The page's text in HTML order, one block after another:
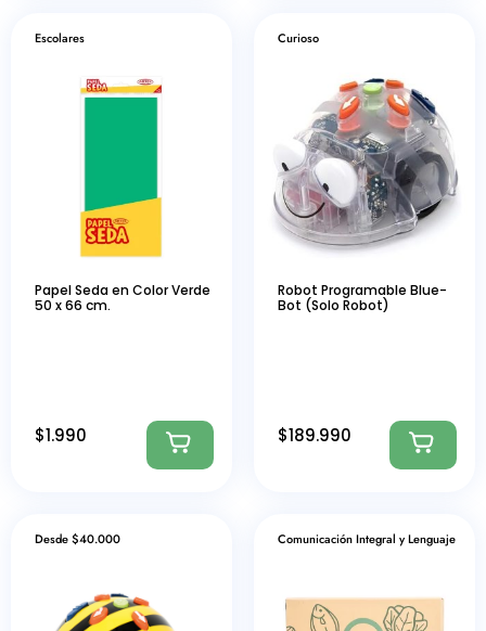
Escolares
Papel Seda en Color Verde
50 x 66 cm.
$1.990
Curioso
Robot Programable Blue-
Bot (Solo Robot)
$189.990
Desde $40.000 Comunicación Integral y Lenguaje